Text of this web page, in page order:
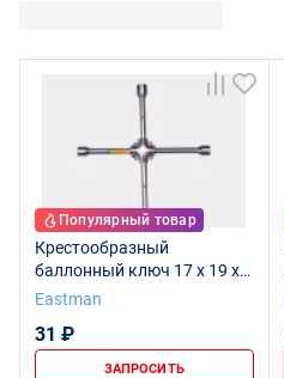
Популярный товар
Крестообразный
баллонный ключ 17 x 19 x
21 x 23 мм
Eastman
31 ₽
ЗАПРОСИТЬ